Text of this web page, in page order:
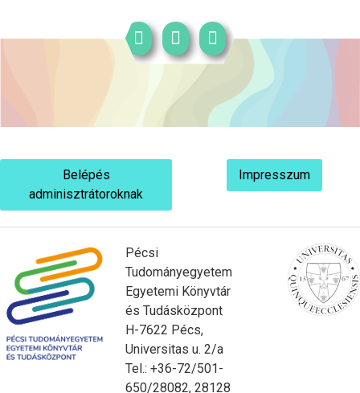
Belépés
adminisztrátoroknak
Impresszum
Pécsi
Tudományegyetem
Egyetemi Könyvtár
és Tudásközpont
H-7622 Pécs,
Universitas u. 2/a
Tel.: +36-72/501-
650/28082, 28128